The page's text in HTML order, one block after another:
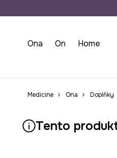
Ona On Home
Medicine Ona Doplňky
Tento